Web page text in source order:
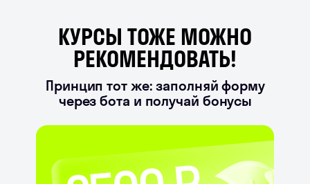
КУРСЫ ТОЖЕ МОЖНО
РЕКОМЕНДОВАТЬ!
Принцип тот же: заполняй форму
через бота и получай бонусы